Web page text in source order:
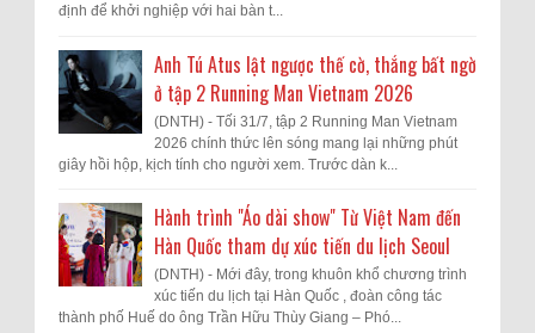
định để khởi nghiệp với hai bàn t...
Anh Tú Atus lật ngược thế cờ, thắng bất ngờ
ở tập 2 Running Man Vietnam 2026
(DNTH) - Tối 31/7, tập 2 Running Man Vietnam
2026 chính thức lên sóng mang lại những phút
giây hồi hộp, kịch tính cho người xem. Trước dàn k...
Hành trình "Áo dài show" Từ Việt Nam đến
Hàn Quốc tham dự xúc tiến du lịch Seoul
(DNTH) - Mới đây, trong khuôn khổ chương trình
xúc tiến du lịch tại Hàn Quốc , đoàn công tác
thành phố Huế do ông Trần Hữu Thùy Giang – Phó...